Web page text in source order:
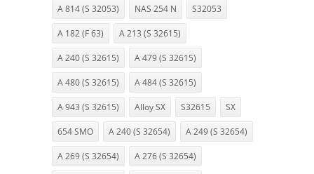
A 814 (S 32053) NAS 254 N S32053
A 182 (F 63) A 213 (S 32615)
A 240 (S 32615) A 479 (S 32615)
A 480 (S 32615) A 484 (S 32615)
A 943 (S 32615) Alloy SX S32615 SX
654 SMO A 240 (S 32654) A 249 (S 32654)
A 269 (S 32654) A 276 (S 32654)